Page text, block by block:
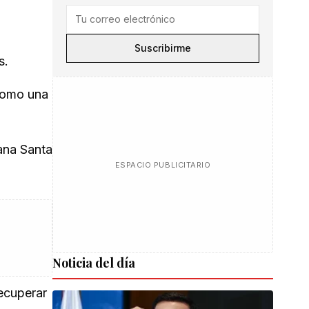
una
Santa
Suscribirme
ESPACIO PUBLICITARIO
Noticia del día